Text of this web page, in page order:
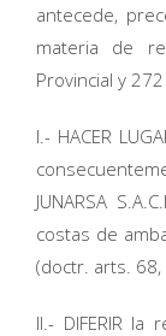
antecede,
materia de
Provincial y
I.- HACER
JUNARSA
costas de
(doctr. arts. 68,
II.- DIFERIR